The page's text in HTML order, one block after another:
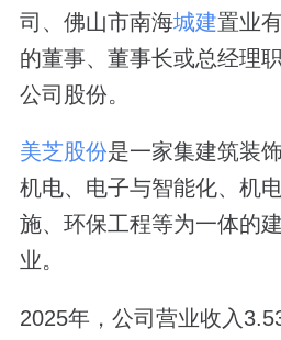
司、佛山市南海城建置业
的董事、董事长或总经理
公司股份。
美芝股份是一家集建筑装
机电、电子与智能化、机
施、环保工程等为一体的
业。
2025年，公司营业收入